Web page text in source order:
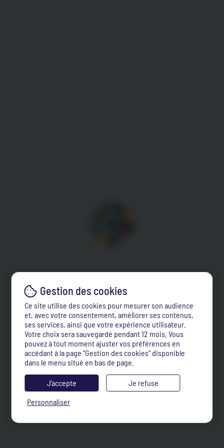
Ce site utilise des cookies pour mesurer son audience
et, avec votre consentement, améliorer ses contenus,
ses services, ainsi que votre expérience utilisateur.
Votre choix sera sauvegardé pendant 12 mois. Vous
pouvez à tout moment ajuster vos préférences en
accédant à la page "Gestion des cookies" disponible
dans le menu situé en bas de page.
J’accepte
Je refuse
Personnaliser